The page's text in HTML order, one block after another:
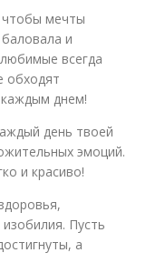
Мужчина в
мечты
и
всегда
обходят
каждым днем!
день твоей
эмоций.
и красиво!
Пусть
а